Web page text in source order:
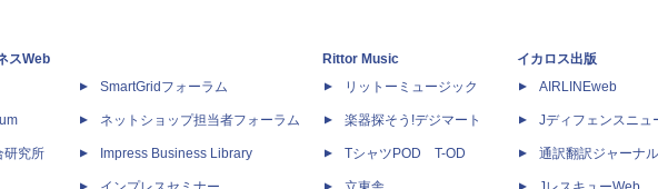
スWeb
研究所
SmartGridフォーラム
ネットショップ担当者フォーラム
Impress Business Library
Rittor Music
リットーミュージック
楽器探そう!デジマート
TシャツPOD T-OD
イカロス出版
AIRLINEweb
Jディフェンスニュ
通訳翻訳ジャーナル